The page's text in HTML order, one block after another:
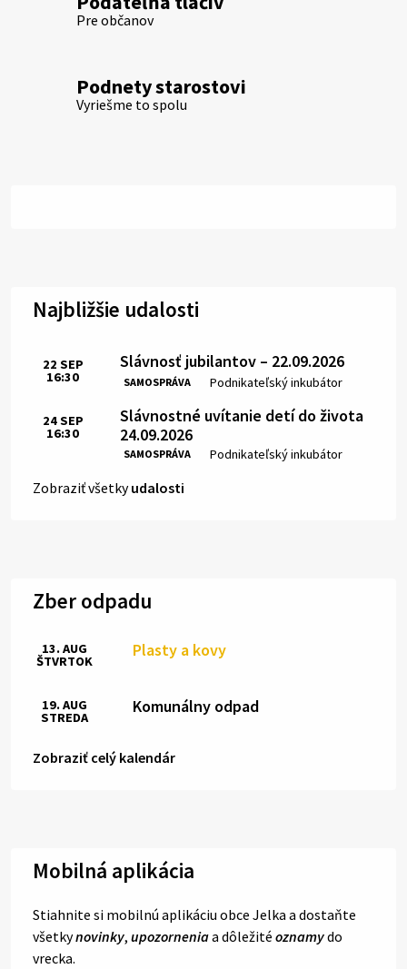
Pre občanov
Podnety starostovi
Vyriešme to spolu
Najbližšie udalosti
Slávnosť jubilantov – 22.09.2026
SAMOSPRÁVA Miesto:
Podnikateľský inkubátor
Čas:
22 SEP
16:30
Slávnostné uvítanie detí do života
24.09.2026
SAMOSPRÁVA Miesto:
Podnikateľský inkubátor
Čas:
24SEP
16:30
Zobraziť všetkyudalosti
Zber odpadu
Plasty a kovy
13. AUG
ŠTVRTOK
Komunálny odpad
19. AUG
STREDA
Zobraziť celý kalendár
Mobilná aplikácia
Stiahnite si mobilnú aplikáciu obce Jelka a dostaňte
všetkynovinky, upozorneniaa dôležité oznamydo
vrecka.